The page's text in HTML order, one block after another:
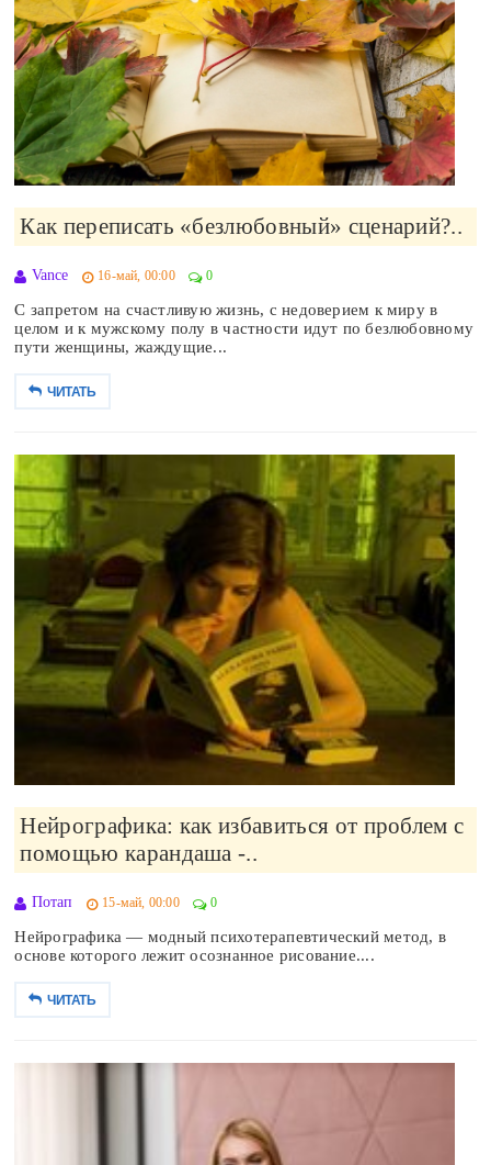
Как переписать «безлюбовный» сценарий?..
Vance 16-май, 00:00 0
С запретом на счастливую жизнь, с недоверием к миру в
целом и к мужскому полу в частности идут по безлюбовному
пути женщины, жаждущие...
ЧИТАТЬ
Нейрографика: как избавиться от проблем с
помощью карандаша -..
Потап 15-май, 00:00 0
Нейрографика — модный психотерапевтический метод, в
основе которого лежит осознанное рисование....
ЧИТАТЬ